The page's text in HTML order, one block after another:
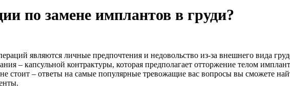
по замене имплантов в груди?
являются личные предпочтения и недовольство из-за внешнего вида
– капсульной контрактуры, которая предполагает отторжение телом
стоит – ответы на самые популярные тревожащие вас вопросы вы сможете